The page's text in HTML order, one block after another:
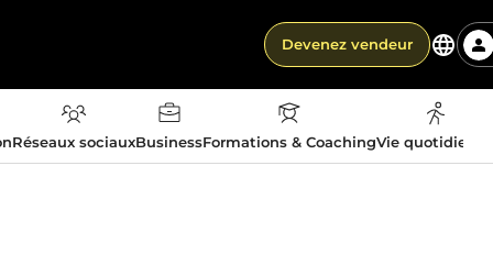
Devenez vendeur
Réseaux sociauxBusinessFormations & CoachingVie